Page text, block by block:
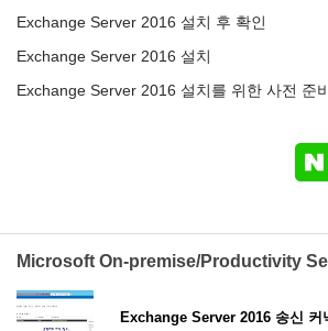
Exchange Server 2016 설치 후 확인
Exchange Server 2016 설치
Exchange Server 2016 설치를 위한 사전 준
Microsoft On-premise/Productivity
Exchange Server 2016 송신 커